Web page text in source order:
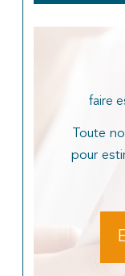
faire
Toute
pour